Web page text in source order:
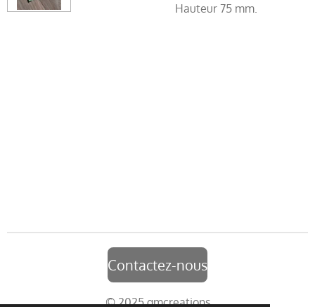
Hauteur 75 mm.
Contactez-nous
© 2025 gmcreations